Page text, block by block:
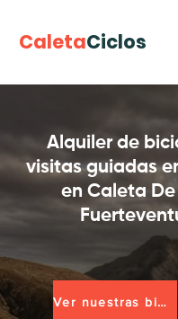
CaletaCiclos
Alquiler de
visitas guiadas
en Caleta De
Ver nuestras bicicletas